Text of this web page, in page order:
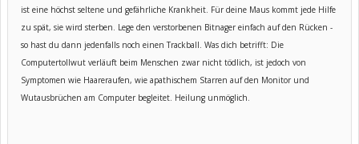
ist eine höchst seltene und gefährliche Krankheit. Für deine Maus kommt jede Hilfe
zu spät, sie wird sterben. Lege den verstorbenen Bitnager einfach auf den Rücken -
so hast du dann jedenfalls noch einen Trackball. Was dich betrifft: Die
Computertollwut verläuft beim Menschen zwar nicht tödlich, ist jedoch von
Symptomen wie Haareraufen, wie apathischem Starren auf den Monitor und
Wutausbrüchen am Computer begleitet. Heilung unmöglich.